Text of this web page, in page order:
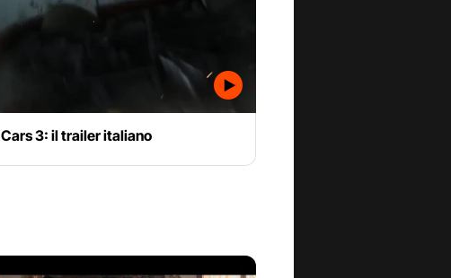
Cars 3: il trailer italiano